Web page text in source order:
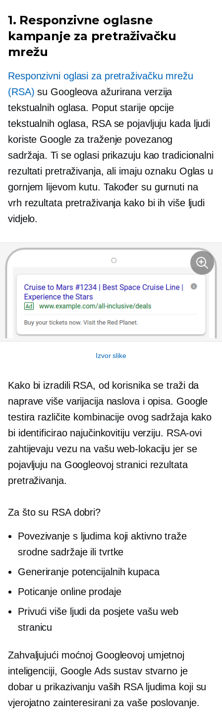
1. Responzivne oglasne
kampanje za pretraživačku
mrežu
Responzivni oglasi za pretraživačku mrežu
(RSA) su Googleova ažurirana verzija
tekstualnih oglasa. Poput starije opcije
tekstualnih oglasa, RSA se pojavljuju kada ljudi
koriste Google za traženje povezanog
sadržaja. Ti se oglasi prikazuju kao tradicionalni
rezultati pretraživanja, ali imaju oznaku Oglas u
gornjem lijevom kutu. Također su gurnuti na
vrh rezultata pretraživanja kako bi ih više ljudi
vidjelo.
Izvor slike
Kako bi izradili RSA, od korisnika se traži da
naprave više varijacija naslova i opisa. Google
testira različite kombinacije ovog sadržaja kako
bi identificirao najučinkovitiju verziju. RSA-ovi
zahtijevaju vezu na vašu web-lokaciju jer se
pojavljuju na Googleovoj stranici rezultata
pretraživanja.
Za što su RSA dobri?
Povezivanje s ljudima koji aktivno traže
srodne sadržaje ili tvrtke
Generiranje potencijalnih kupaca
Poticanje online prodaje
Privući više ljudi da posjete vašu web
stranicu
Zahvaljujući moćnoj Googleovoj umjetnoj
inteligenciji, Google Ads sustav stvarno je
dobar u prikazivanju vaših RSA ljudima koji su
vjerojatno zainteresirani za vaše poslovanje.